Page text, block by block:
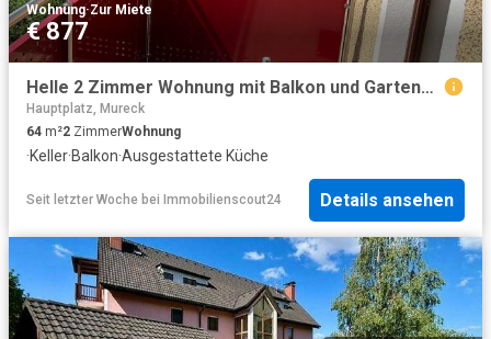
Wohnung·Zur Miete
€ 877
Helle 2 Zimmer Wohnung mit Balkon und Gartenbenutzung
Hauptplatz, Mureck
64 m²2 ZimmerWohnung
·Keller·Balkon·Ausgestattete Küche
Seit letzter Woche bei Immobilienscout24 Details ansehen